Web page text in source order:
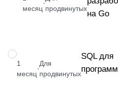
месяц
·
продвинутыхна Go
НАВЫК
1
месяц
·
Для
продвинутых
SQL для